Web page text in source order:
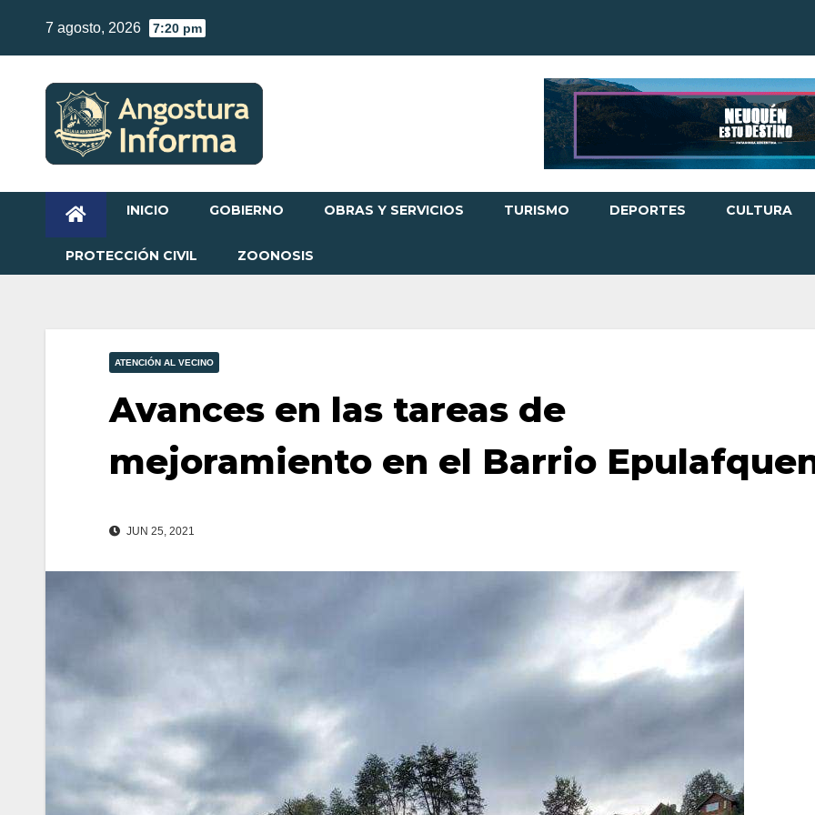
content
7 agosto, 2026 7:20 pm
INICIO GOBIERNO OBRAS Y SERVICIOS TURISMO DEPORTES CULTURA
PROTECCIÓN CIVIL ZOONOSIS
ATENCIÓN AL VECINO
Avances en las tareas de
mejoramiento en el Barrio
JUN 25, 2021